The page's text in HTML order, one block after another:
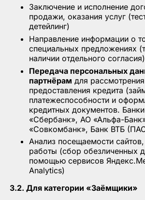
Заключение и исполнение
продажи, оказания услуг
детейлинг)
Направление информации о
специальных предложениях
наличии отдельного согласия)
Передача персональных
партнёрам для
предоставления кредита
платежеспособности и
кредитных документов.
«Сбербанк», АО «Альфа-
«Совкомбанк», Банк ВТБ
Анализ посещаемости
работы (сбор обезличенных
помощью сервисов
Analytics)
3.2. Для категории «Заёмщики»